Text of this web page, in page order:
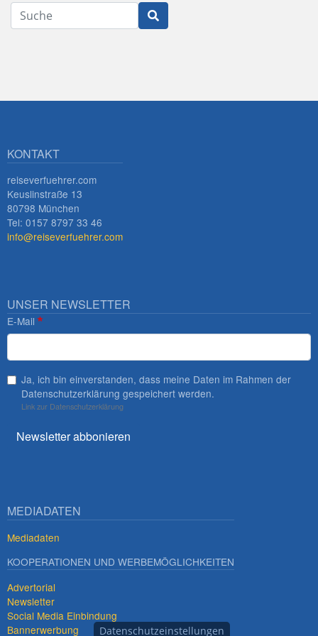
Innsbruck
Suche
KONTAKT
reiseverfuehrer.com
Keuslinstraße 13
80798 München
Tel: 0157 8797 33 46
info@reiseverfuehrer.com
UNSER NEWSLETTER
E-Mail
Ja, ich bin einverstanden, dass meine Daten im Rahmen der
Datenschutzerklärung gespeichert werden.
Link zur Datenschutzerklärung
Newsletter abbonieren
MEDIADATEN
Mediadaten
KOOPERATIONEN UND WERBEMÖGLICHKEITEN
Advertorial
Newsletter
Social Media Einbindung
Bannerwerbung
Datenschutzeinstellungen